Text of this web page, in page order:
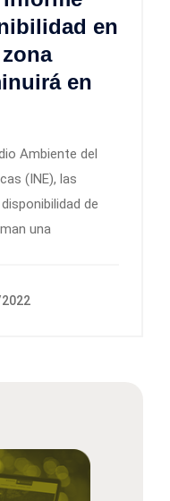
en
en
Ambiente del
(INE), las
de
una